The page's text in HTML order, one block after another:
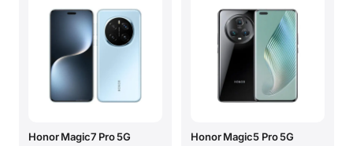
Honor Magic7 Pro 5G Honor Magic5 Pro 5G